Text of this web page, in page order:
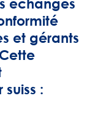
échanges
et gérants
: